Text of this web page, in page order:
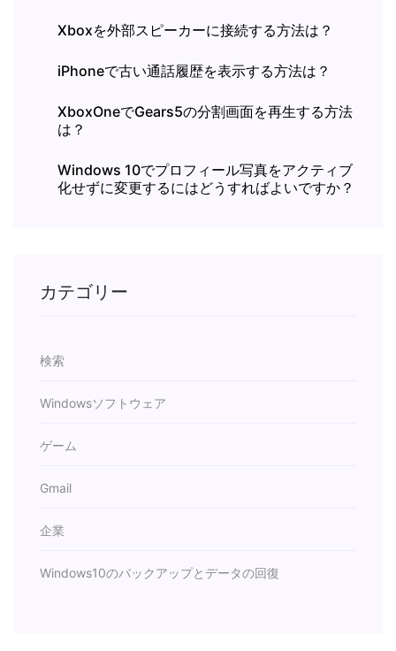
Xboxを外部スピーカーに接続する方法は？
iPhoneで古い通話履歴を表示する方法は？
XboxOneでGears5の分割画面を再生する方法
は？
Windows 10でプロフィール写真をアクティブ
化せずに変更するにはどうすればよいですか？
カテゴリー
検索
Windowsソフトウェア
ゲーム
Gmail
企業
Windows10のバックアップとデータの回復